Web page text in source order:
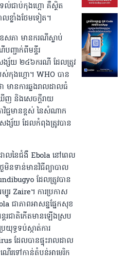
ទល់ជាប់កុងហ្គោ គឺស្ថិត
លខ្លាំងថែមទៀត។
សភា មានករណីស្លាប់
ជាក់ពីមន្ទីរ
ស័យ ២៤៦ករណី ដែលត្រូវ
ស់កុងហ្គោ។ WHO បាន
មានការឆ្លងរាលដាលធំ
ើញ និងសេចក្ដីរាយ
ជ្ជមានខ្ពស់ នៃសំណាក
ង្ស័យ ដែលកំពុងត្រូវបាន
ដាលនៃជំងឺ Ebola នៅពេល
មិនទាន់មានវិធីព្យាបាល
ដែលត្រូវបាន
រ Zaire។ ការប្រកាស
ជាភាពអាសន្នផ្នែកសុខ
តរជាតិកើតមានឡើងស្រប
យុទ្ធទប់ស្កាត់ការ
ដែលបានផ្ទុះរាលដាល
រទៅកាន់តំបន់អាមេរិក